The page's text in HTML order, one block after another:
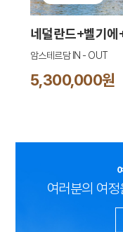
네덜란드+벨기
암스테르담 IN - OUT
5,300,000원
여러분의 여